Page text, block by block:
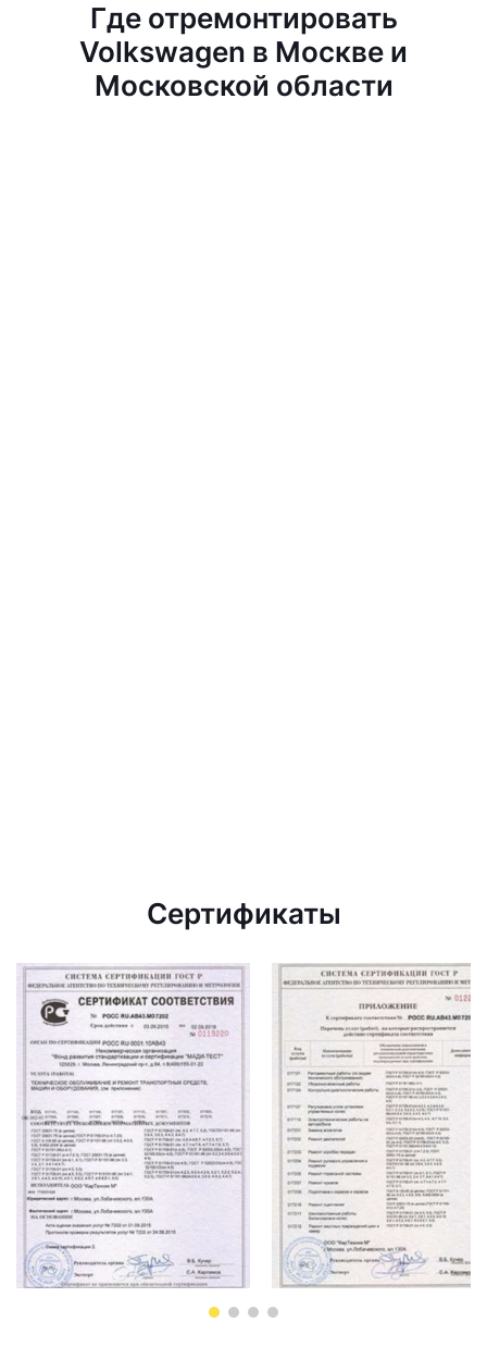
Где отремонтировать
Volkswagen в Москве и
Московской области
Сертификаты